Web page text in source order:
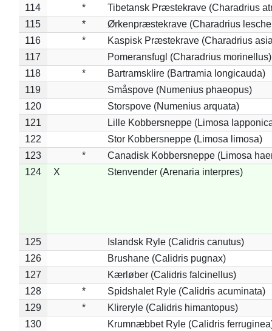
114
*
Tibetansk Præstekrave (Charadrius
115
*
Ørkenpræstekrave (Charadrius
116
*
Kaspisk Præstekrave (Charadrius
117
Pomeransfugl (Charadrius morinellus)
118
*
Bartramsklire (Bartramia longicauda)
119
Småspove (Numenius phaeopus)
120
Storspove (Numenius arquata)
121
Lille Kobbersneppe (Limosa
122
Stor Kobbersneppe (Limosa limosa)
123
*
Canadisk Kobbersneppe (Limosa
124
X Stenvender (Arenaria interpres)
125
Islandsk Ryle (Calidris canutus)
126
Brushane (Calidris pugnax)
127
Kærløber (Calidris falcinellus)
128
*
Spidshalet Ryle (Calidris acuminata)
129
*
Klireryle (Calidris himantopus)
130
Krumnæbbet Ryle (Calidris